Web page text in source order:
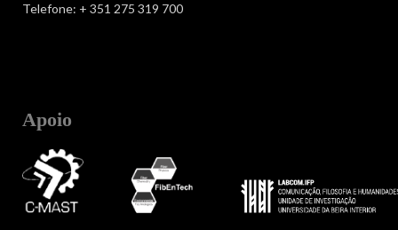
Telefone: + 351 275 319 700
Apoio